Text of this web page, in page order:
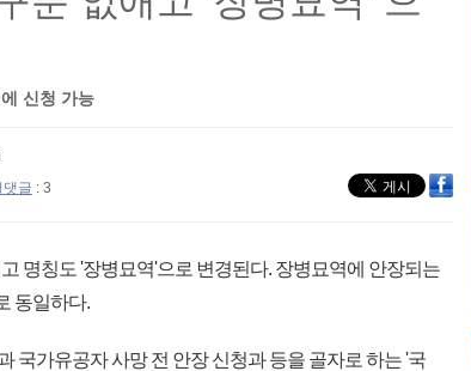
신청 가능
댓글 : 3
명칭도 '장병묘역'으로 변경된다. 장병묘역에 안장되는
동일하다.
국가유공자 사망 전 안장 신청과 등을 골자로 하는 '국